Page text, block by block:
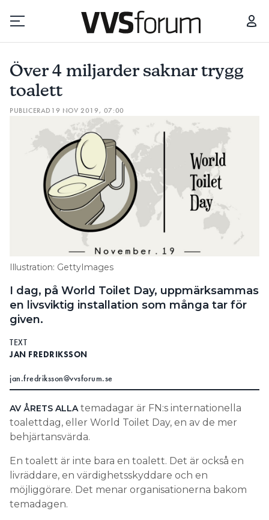
Prenumerera
Hantera prenumeration
Lediga jobb
Annonsera
Läs E-tidningen
Om tidningen
Kontakt
Search for:
SEARCH
Över 4 miljarder saknar trygg
toalett
PUBLICERAD 19 NOV 2019, 07:00
Illustration: GettyImages
I dag, på World Toilet Day, uppmärksammas
en livsviktig installation som många tar för
given.
TEXT
JAN FREDRIKSSON
jan.fredriksson@vvsforum.se
AV ÅRETS ALLAtemadagar är FN:s internationella
toalettdag, eller World Toilet Day, en av de mer
behjärtansvärda.
En toalett är inte bara en toalett. Det är också en
livräddare, en värdighetsskyddare och en
möjliggörare. Det menar organisationerna bakom
temadagen.
ÖVER 4 MILJARDER SAKNAR TRYGG TOALETT